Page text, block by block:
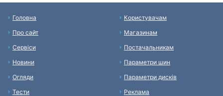
Головна
Про сайт
Сервіси
Новини
Огляди
Тести
Користувачам
Магазинам
Постачальникам
Параметри шин
Параметри дисків
Реклама